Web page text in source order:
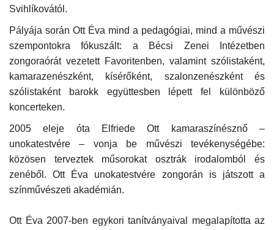
Nyelv
Magyar Deutsch English
Svihlíkovától.
Pályája során Ott Éva mind a pedagógiai, mind a művészi
szempontokra fókuszált: a Bécsi Zenei Intézetben
zongoraórát vezetett Favoritenben, valamint szólistaként,
kamarazenészként, kísérőként, szalonzenészként és
szólistaként barokk együttesben lépett fel különböző
koncerteken.
2005 eleje óta Elfriede Ott kamaraszínésznő –
unokatestvére – vonja be művészi tevékenységébe:
közösen terveztek műsorokat osztrák irodalomból és
zenéből. Ott Éva unokatestvére zongorán is játszott a
színművészeti akadémián.
Ott Éva 2007-ben egykori tanítványaival megalapította az